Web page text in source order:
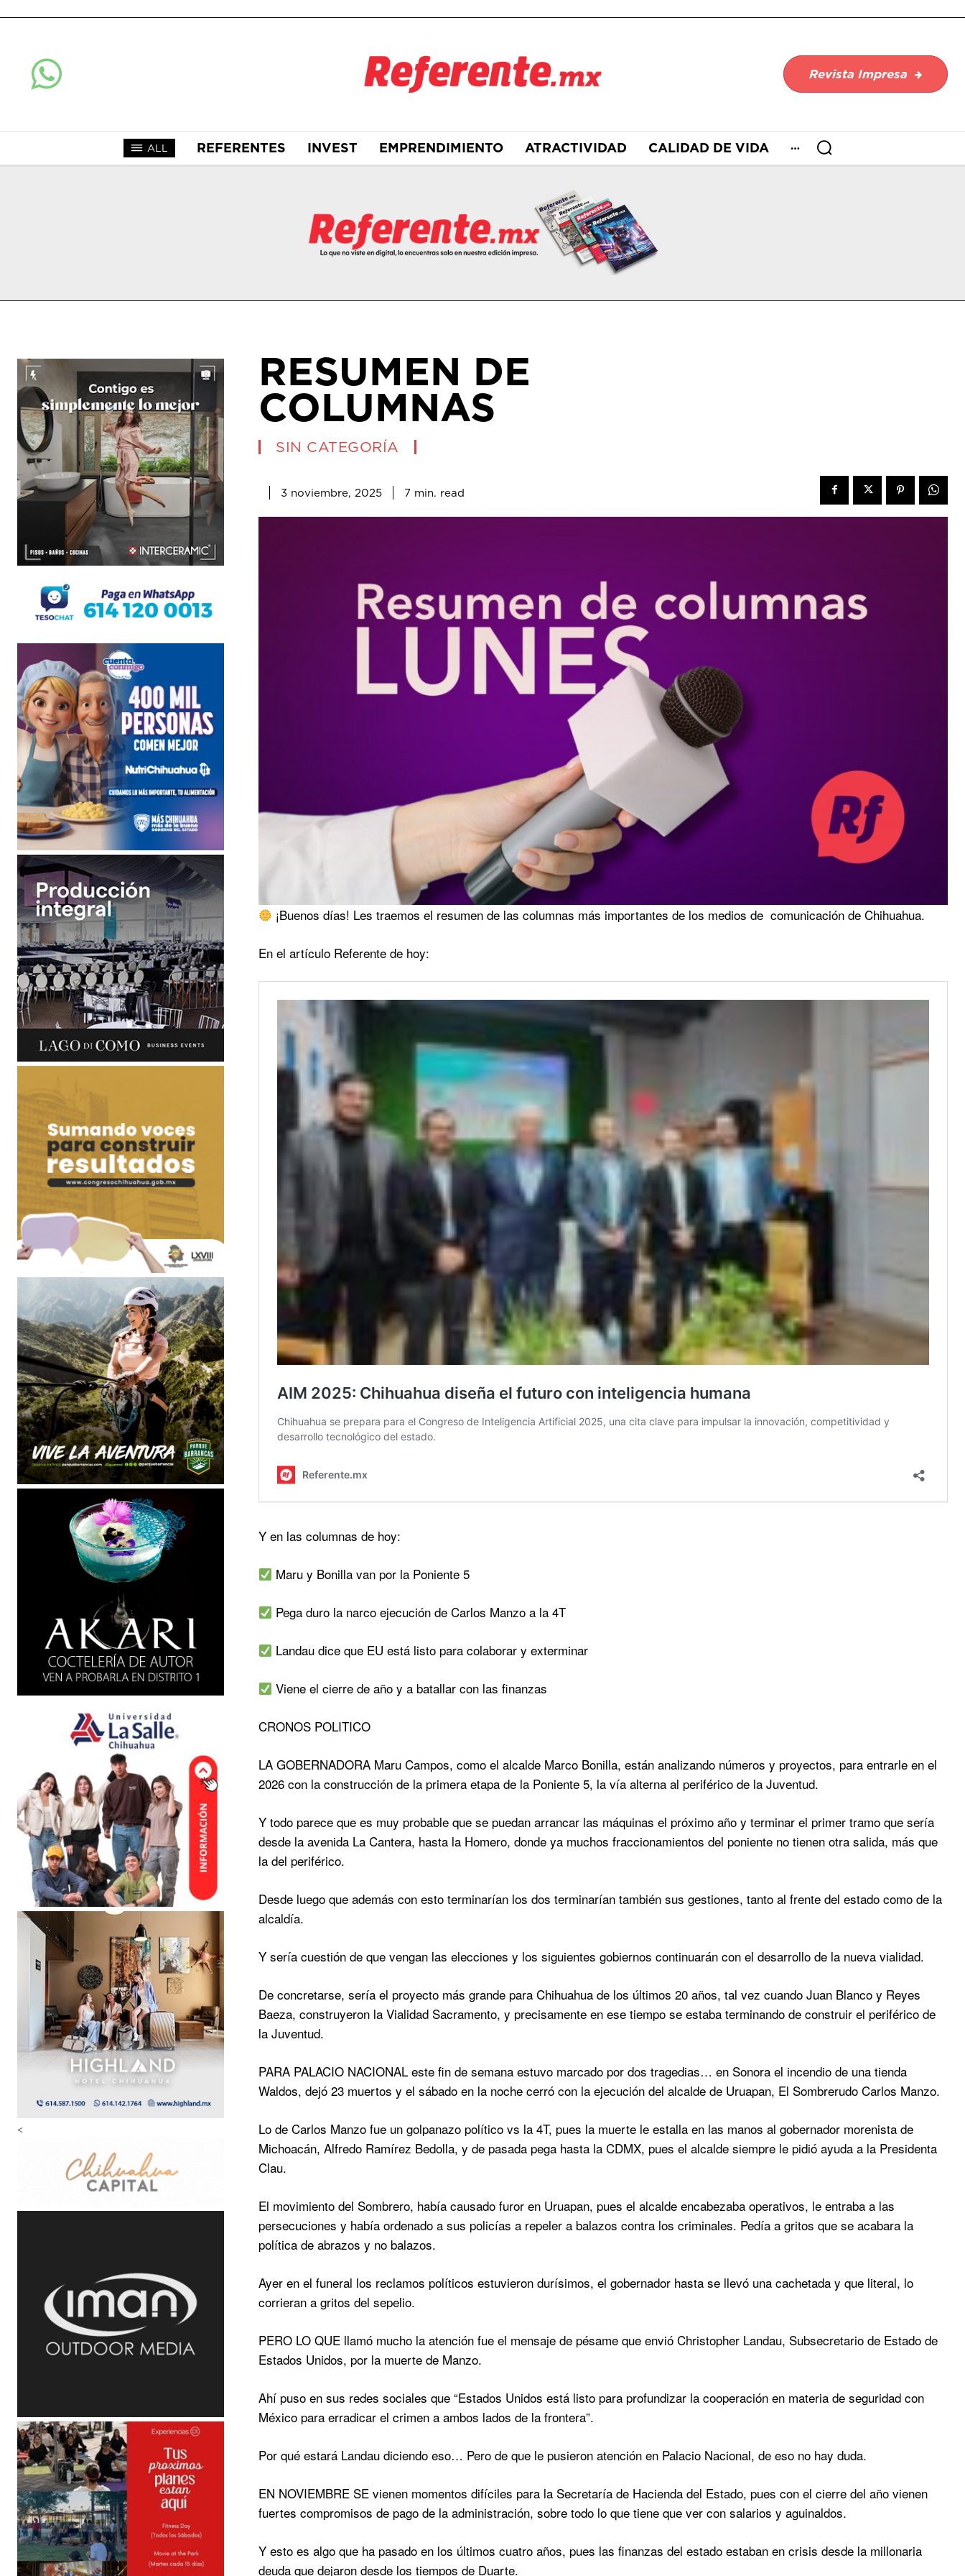
Revista Impresa
ALL REFERENTES INVEST EMPRENDIMIENTO ATRACTIVIDAD CALIDAD DE VIDA
<
RESUMEN DE
COLUMNAS
SIN CATEGORÍA
3 noviembre, 2025 7 min. read
¡Buenos días! Les traemos el resumen de las columnas más importantes de los medios de comunicación de Chihuahua.
En el artículo Referente de hoy:
Y en las columnas de hoy:
Maru y Bonilla van por la Poniente 5
Pega duro la narco ejecución de Carlos Manzo a la 4T
Landau dice que EU está listo para colaborar y exterminar
Viene el cierre de año y a batallar con las finanzas
CRONOS POLITICO
LA GOBERNADORA Maru Campos, como el alcalde Marco Bonilla, están analizando números y proyectos, para entrarle en el
2026 con la construcción de la primera etapa de la Poniente 5, la vía alterna al periférico de la Juventud.
Y todo parece que es muy probable que se puedan arrancar las máquinas el próximo año y terminar el primer tramo que sería
desde la avenida La Cantera, hasta la Homero, donde ya muchos fraccionamientos del poniente no tienen otra salida, más que
la del periférico.
Desde luego que además con esto terminarían los dos terminarían también sus gestiones, tanto al frente del estado como de la
alcaldía.
Y sería cuestión de que vengan las elecciones y los siguientes gobiernos continuarán con el desarrollo de la nueva vialidad.
De concretarse, sería el proyecto más grande para Chihuahua de los últimos 20 años, tal vez cuando Juan Blanco y Reyes
Baeza, construyeron la Vialidad Sacramento, y precisamente en ese tiempo se estaba terminando de construir el periférico de
la Juventud.
PARA PALACIO NACIONAL este fin de semana estuvo marcado por dos tragedias… en Sonora el incendio de una tienda
Waldos, dejó 23 muertos y el sábado en la noche cerró con la ejecución del alcalde de Uruapan, El Sombrerudo Carlos Manzo.
Lo de Carlos Manzo fue un golpanazo político vs la 4T, pues la muerte le estalla en las manos al gobernador morenista de
Michoacán, Alfredo Ramírez Bedolla​​, y de pasada pega hasta la CDMX, pues el alcalde siempre le pidió ayuda a la Presidenta
Clau.
El movimiento del Sombrero, había causado furor en Uruapan, pues el alcalde encabezaba operativos, le entraba a las
persecuciones y había ordenado a sus policías a repeler a balazos contra los criminales. Pedía a gritos que se acabara la
política de abrazos y no balazos.
Ayer en el funeral los reclamos políticos estuvieron durísimos, el gobernador hasta se llevó una cachetada y que literal, lo
corrieran a gritos del sepelio.
PERO LO QUE llamó mucho la atención fue el mensaje de pésame que envió Christopher Landau, Subsecretario de Estado de
Estados Unidos, por la muerte de Manzo.
Ahí puso en sus redes sociales que “Estados Unidos está listo para profundizar la cooperación en materia de seguridad con
México para erradicar el crimen a ambos lados de la frontera”.
Por qué estará Landau diciendo eso… Pero de que le pusieron atención en Palacio Nacional, de eso no hay duda.
EN NOVIEMBRE SE vienen momentos difíciles para la Secretaría de Hacienda del Estado, pues con el cierre del año vienen
fuertes compromisos de pago de la administración, sobre todo lo que tiene que ver con salarios y aguinaldos.
Y esto es algo que ha pasado en los últimos cuatro años, pues las finanzas del estado estaban en crisis desde la millonaria
deuda que dejaron desde los tiempos de Duarte.